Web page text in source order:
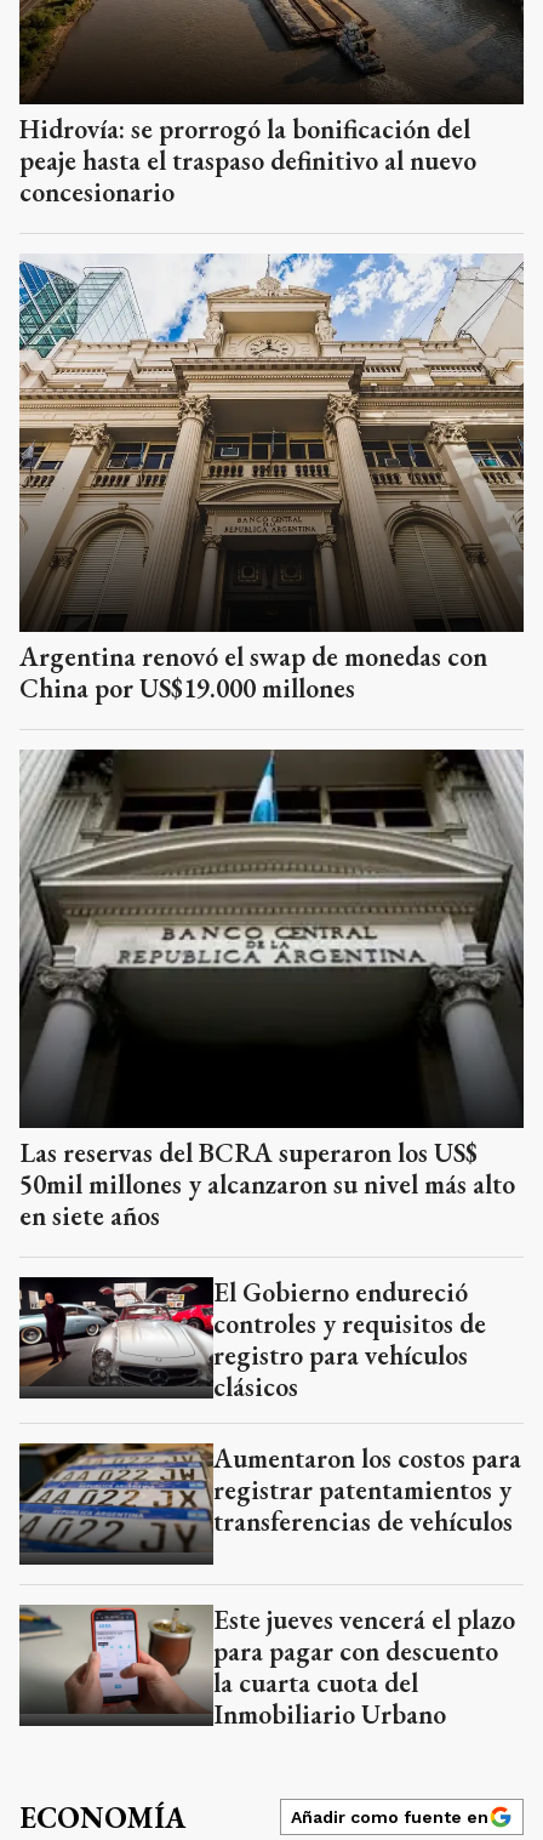
Hidrovía: se prorrogó la bonificación del
peaje hasta el traspaso definitivo al nuevo
concesionario
Argentina renovó el swap de monedas con
China por US$19.000 millones
Las reservas del BCRA superaron los US$
50mil millones y alcanzaron su nivel más alto
en siete años
El Gobierno endureció
controles y requisitos de
registro para vehículos
clásicos
Aumentaron los costos para
registrar patentamientos y
transferencias de vehículos
Este jueves vencerá el plazo
para pagar con descuento
la cuarta cuota del
Inmobiliario Urbano
ECONOMÍA Añadir como fuente en